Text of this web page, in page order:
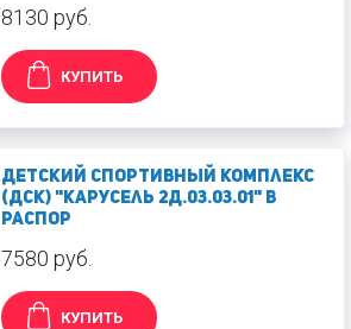
8130 руб.
КУПИТЬ
Детский спортивный комплекс
(ДСК) "Карусель 2Д.03.03.01" в
распор
7580 руб.
КУПИТЬ